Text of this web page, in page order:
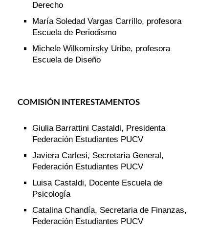
Derecho
María Soledad Vargas Carrillo, profesora
Escuela de Periodismo
Michele Wilkomirsky Uribe, profesora
Escuela de Diseño
COMISIÓN INTERESTAMENTOS
Giulia Barrattini Castaldi, Presidenta
Federación Estudiantes PUCV
Javiera Carlesi, Secretaria General,
Federación Estudiantes PUCV
Luisa Castaldi, Docente Escuela de
Psicología
Catalina Chandía, Secretaria de Finanzas,
Federación Estudiantes PUCV